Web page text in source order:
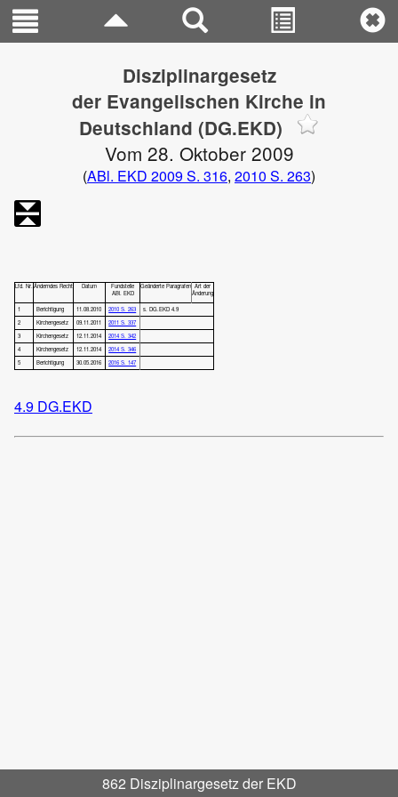
862 Disziplinargesetz der EKD
Disziplinargesetz
der Evangelischen Kirche in
Deutschland (DG.EKD)
Vom 28. Oktober 2009
(ABl. EKD 2009 S. 316, 2010 S. 263)
Lfd. Nr. Änderndes Recht Datum
Fundstelle
ABl. EKD
Geänderte Paragrafen Art der
Änderung
1
Berichtigung 11.08.2010 2010 S. 263
s. DG.EKD 4.9
2
Kirchengesetz 09.11.2011
2011 S. 337
3
Kirchengesetz 12.11.2014
2014 S. 342
4
Kirchengesetz 12.11.2014
2014 S. 346
5
Berichtigung 30.05.2016 2016 S. 147
4.9 DG.EKD